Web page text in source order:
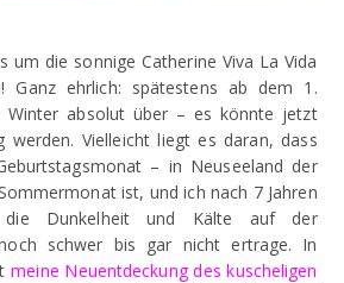
um die sonnige Catherine Viva La Vida
Ganz ehrlich: spätestens ab dem 1.
Winter absolut über – es könnte jetzt
werden. Vielleicht liegt es daran, dass
– in Neuseeland der
ist, und ich nach 7 Jahren
die Dunkelheit und Kälte auf der
schwer bis gar nicht ertrage. In
meine Neuentdeckung des kuscheligen